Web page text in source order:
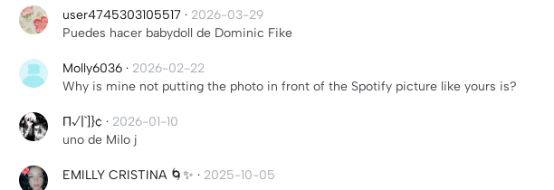
user4745303105517 · 2026-03-29
Puedes hacer babydoll de Dominic Fike
Molly6036 · 2026-02-22
Why is mine not putting the photo in front of the Spotify picture like yours is?
Π√|`]}¢ · 2026-01-10
uno de Milo j
EMILLY CRISTINA 🌀✨️ · 2025-10-05